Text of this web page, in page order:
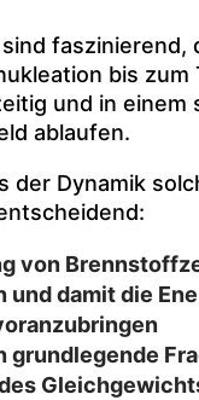
faszinierend,
bis
und in einem
ablaufen.
der Dynamik
von
und damit die
grundlegende